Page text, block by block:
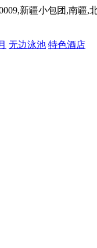
新疆小包团,南疆,
无边泳池 特色酒店